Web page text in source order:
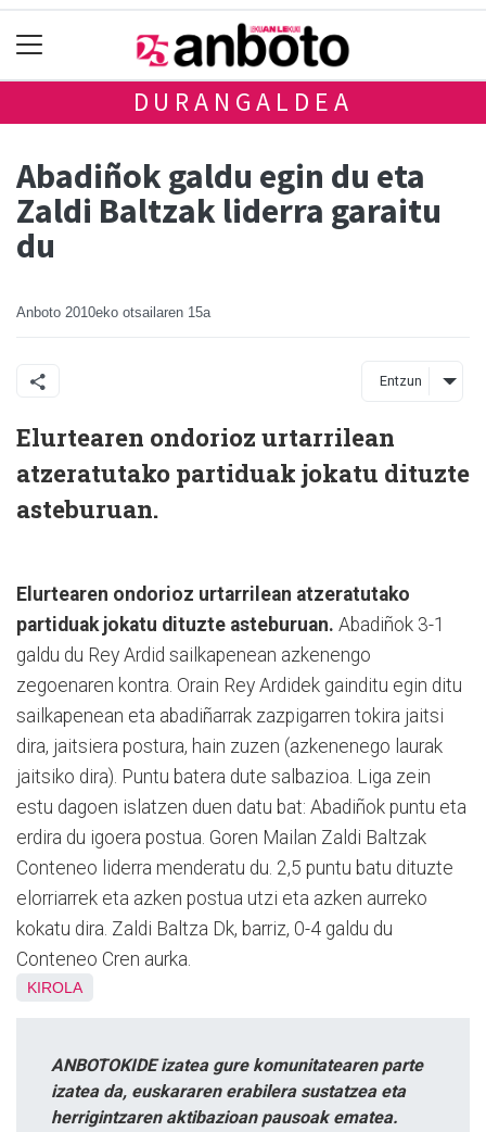
DURANGALDEA
Abadiñok galdu egin du eta
Zaldi Baltzak liderra garaitu
du
Anboto 2010eko otsailaren 15a
Entzun
Elurtearen ondorioz urtarrilean
atzeratutako partiduak jokatu dituzte
asteburuan.
Elurtearen ondorioz urtarrilean atzeratutako
partiduak jokatu dituzte asteburuan. Abadiñok 3-1
galdu du Rey Ardid sailkapenean azkenengo
zegoenaren kontra. Orain Rey Ardidek gainditu egin ditu
sailkapenean eta abadiñarrak zazpigarren tokira jaitsi
dira, jaitsiera postura, hain zuzen (azkenenego laurak
jaitsiko dira). Puntu batera dute salbazioa. Liga zein
estu dagoen islatzen duen datu bat: Abadiñok puntu eta
erdira du igoera postua. Goren Mailan Zaldi Baltzak
Conteneo liderra menderatu du. 2,5 puntu batu dituzte
elorriarrek eta azken postua utzi eta azken aurreko
kokatu dira. Zaldi Baltza Dk, barriz, 0-4 galdu du
Conteneo Cren aurka.
KIROLA
ANBOTOKIDE izatea gure komunitatearen parte
izatea da, euskararen erabilera sustatzea eta
herrigintzaren aktibazioan pausoak ematea.